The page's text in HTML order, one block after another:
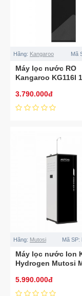
Hãng: Kangaroo Mã
Máy lọc nước RO
Kangaroo KG116I
3.790.000đ
Hãng: Mutosi Mã SP:
Máy lọc nước Ion
Hydrogen Mutosi
5.990.000đ